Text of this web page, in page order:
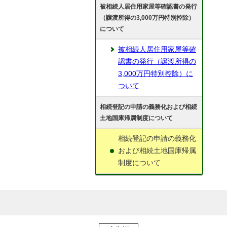
被相続人居住用家屋等確認書の発行
（譲渡所得の3,000万円特別控除）
について
被相続人居住用家屋等確
認書の発行（譲渡所得の
3,000万円特別控除）に
ついて
相続登記の申請の義務化および相続
土地国庫帰属制度について
相続登記の申請の義務化
および相続土地国庫帰属
制度について